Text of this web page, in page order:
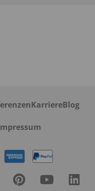
KarriereBlog